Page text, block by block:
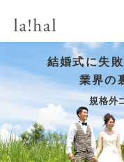
結婚式に失
業界の
規格外